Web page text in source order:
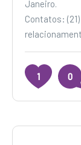
Janeiro.
Contatos: (21)
1 0